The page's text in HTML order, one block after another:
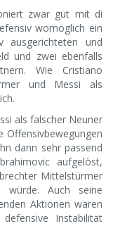
zwar gut mit di
womöglich ein
ausgerichteten und
und zwei ebenfalls
Wie Cristiano
und Messi als
als falscher Neuner
Offensivbewegungen
dann sehr passend
aufgelöst,
Mittelstürmer
würde. Auch seine
Aktionen wären
Instabilität